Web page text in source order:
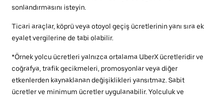
sonlandırmasını isteyin.
Ticari araçlar, köprü veya otoyol geçiş ücretlerinin yanı sıra ek
eyalet vergilerine de tabi olabilir.
*Örnek yolcu ücretleri yalnızca ortalama UberX ücretleridir ve
coğrafya, trafik gecikmeleri, promosyonlar veya diğer
etkenlerden kaynaklanan değişiklikleri yansıtmaz. Sabit
ücretler ve minimum ücretler uygulanabilir. Yolculuk ve